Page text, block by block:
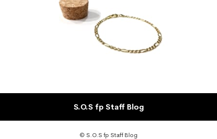
S.O.S fp Staff Blog
© S.O.S fp Staff Blog